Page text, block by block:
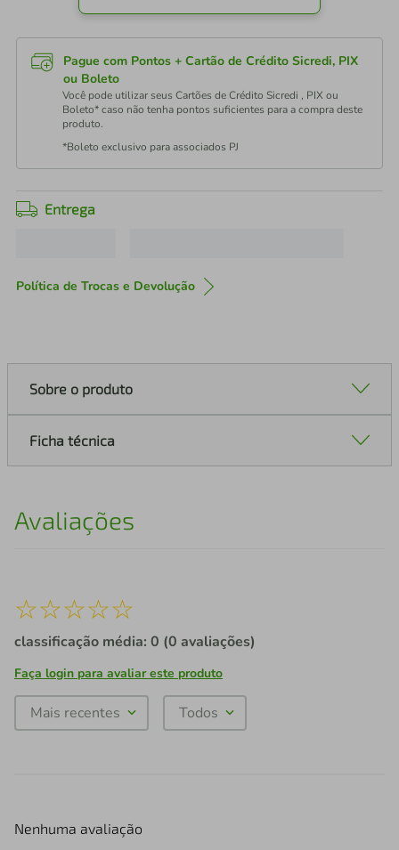
Pague com Pontos + Cartão de Crédito Sicredi, PIX
ou Boleto
Você pode utilizar seus Cartões de Crédito Sicredi , PIX ou
Boleto* caso não tenha pontos suficientes para a compra deste
produto.
*Boleto exclusivo para associados PJ
Entrega
Política de Trocas e Devolução
Sobre o produto
Ficha técnica
Avaliações
☆☆☆☆☆
classificação média: 0 (0 avaliações)
Faça login para avaliar este produto
Mais recentes Todos
Nenhuma avaliação